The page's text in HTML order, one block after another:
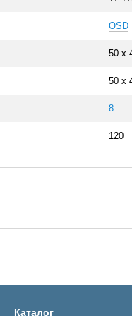
OSD
50 x
50 x
8
120
Каталог